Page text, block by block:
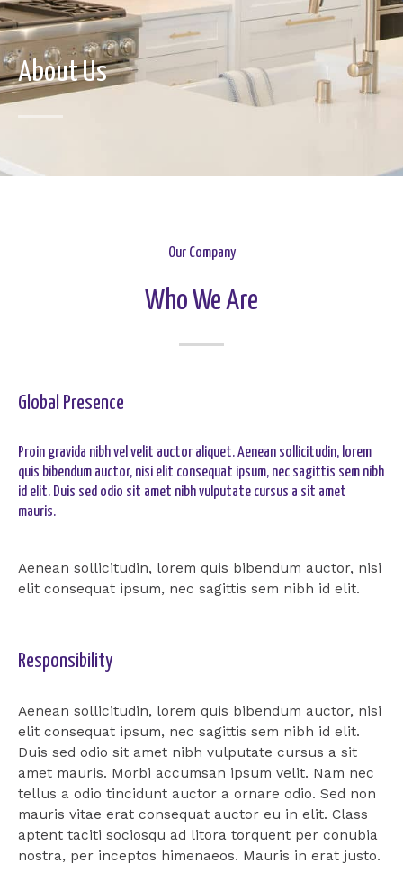
About Us
Our Company
Who We Are
Global Presence
Proin gravida nibh vel velit auctor aliquet. Aenean sollicitudin, lorem
quis bibendum auctor, nisi elit consequat ipsum, nec sagittis sem nibh
id elit. Duis sed odio sit amet nibh vulputate cursus a sit amet
mauris.
Aenean sollicitudin, lorem quis bibendum auctor, nisi
elit consequat ipsum, nec sagittis sem nibh id elit.
Responsibility
Aenean sollicitudin, lorem quis bibendum auctor, nisi
elit consequat ipsum, nec sagittis sem nibh id elit.
Duis sed odio sit amet nibh vulputate cursus a sit
amet mauris. Morbi accumsan ipsum velit. Nam nec
tellus a odio tincidunt auctor a ornare odio. Sed non
mauris vitae erat consequat auctor eu in elit. Class
aptent taciti sociosqu ad litora torquent per conubia
nostra, per inceptos himenaeos. Mauris in erat justo.